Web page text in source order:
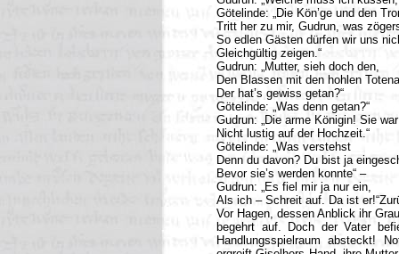
Götelinde: „Die Kön’ge und den
Tritt her zu mir, Gudrun, was
So edlen Gästen dürfen wir uns
Gleichgültig zeigen.“
Gudrun: „Mutter, sieh doch den,
Den Blassen mit den hohlen
Der hat’s gewiss getan?“
Götelinde: „Was denn getan?“
Gudrun: „Die arme Königin! Sie
Nicht lustig auf der Hochzeit.“
Götelinde: „Was verstehst
Denn du davon? Du bist ja
Bevor sie’s werden konnte“ –
Gudrun: „Es fiel mir ja nur ein,
Als ich – Schreit auf. Da ist
Vor Hagen, dessen Anblick ihr
begehrt auf. Doch der Vater
Handlungsspielraum absteckt!